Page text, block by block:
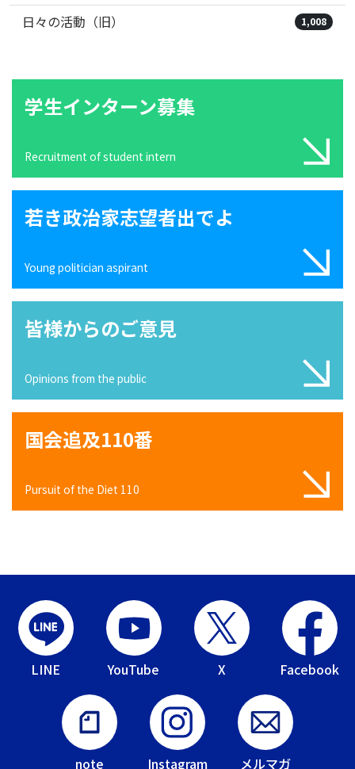
日々の活動（旧） 1,008
学生インターン募集
Recruitment of student intern
若き政治家志望者出でよ
Young politician aspirant
皆様からのご意見
Opinions from the public
国会追及110番
Pursuit of the Diet 110
LINE YouTube X Facebook
note Instagram メルマガ